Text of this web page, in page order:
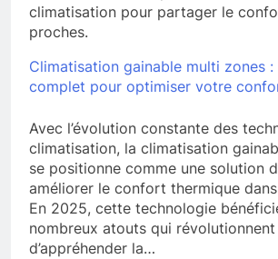
climatisation pour partager le
proches.
Climatisation gainable multi zones :
complet pour optimiser votre
Avec l’évolution constante des
climatisation, la climatisation
se positionne comme une solution
améliorer le confort thermique
En 2025, cette technologie
nombreux atouts qui
d’appréhender la…